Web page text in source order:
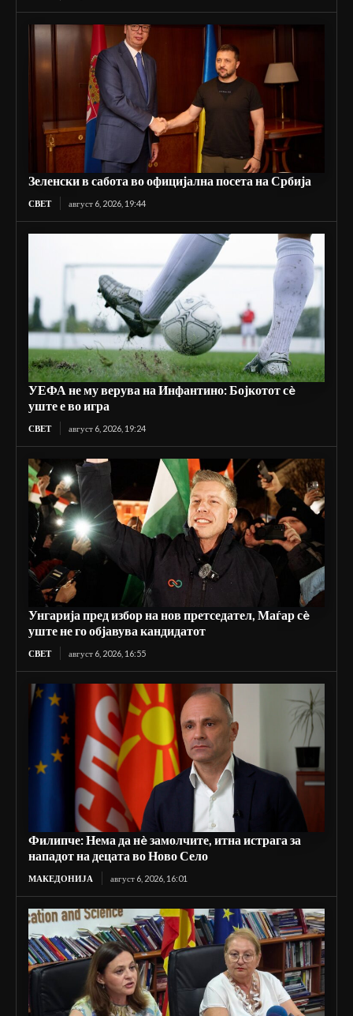
Зеленски в сабота во официјална посета на Србија
СВЕТ август 6, 2026, 19:44
УЕФА не му верува на Инфантино: Бојкотот сè
уште е во игра
СВЕТ август 6, 2026, 19:24
Унгарија пред избор на нов претседател, Маѓар сè
уште не го објавува кандидатот
СВЕТ август 6, 2026, 16:55
Филипче: Нема да нè замолчите, итна истрага за
нападот на децата во Ново Село
МАКЕДОНИЈА август 6, 2026, 16:01